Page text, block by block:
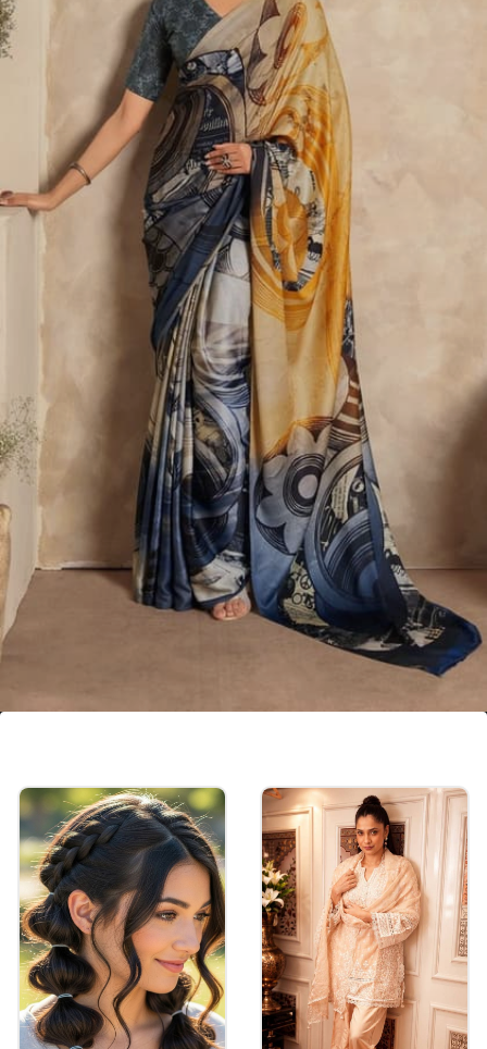
తప్పకుండా ఉండాలి.
Image credits: instagram
షిబోరి ప్రింట్ చీరలు ప్రస్తుతం ట్రెండ్‌లో ఉన్నాయి. కాటన్
ఫ్యాబ్రిక్ కావడంతో ఇవి చర్మానికి చాలా అనుకూలంగా
ఉంటాయి. ఈ లేత రంగులు, ప్రింట్లు వర్షాకాలానికి పర్ఫెక్ట్‌గా
సరిపోతాయి.
Image credits: Pinterest